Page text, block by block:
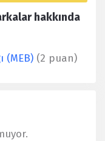
hakkında
(MEB) (2 puan)